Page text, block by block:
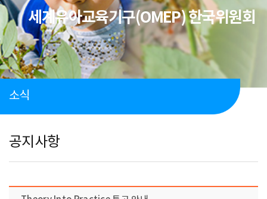
세계유아교육기구(OMEP) 한국위원회
소식
공지사항